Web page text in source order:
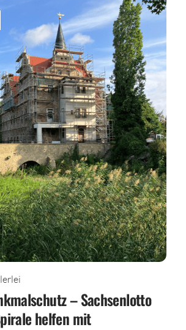
– Sachsenlotto
helfen mit